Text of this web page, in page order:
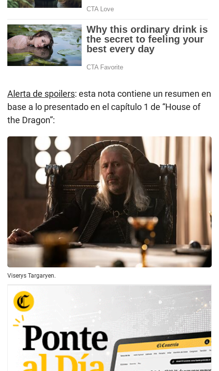
Alerta de spoilers: esta nota contiene un resumen en
base a lo presentado en el capítulo 1 de “House of
the Dragon”:
Viserys Targaryen.